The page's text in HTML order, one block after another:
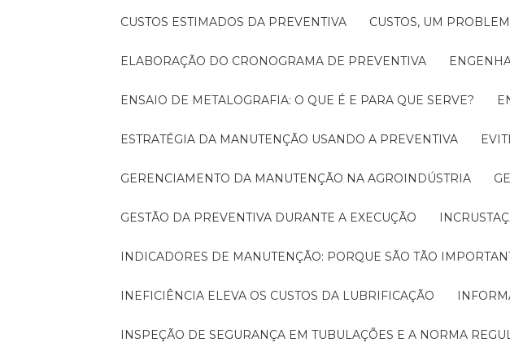
CUSTOS ESTIMADOS DA PREVENTIVA CUSTOS, UM
ELABORAÇÃO DO CRONOGRAMA DE PREVENTIVA
ENSAIO DE METALOGRAFIA: O QUE É E PARA QUE SERVE?
ESTRATÉGIA DA MANUTENÇÃO USANDO A PREVENTIVA
GERENCIAMENTO DA MANUTENÇÃO NA AGROINDÚSTRIA
GESTÃO DA PREVENTIVA DURANTE A EXECUÇÃO
INDICADORES DE MANUTENÇÃO: PORQUE SÃO TÃO
INEFICIÊNCIA ELEVA OS CUSTOS DA LUBRIFICAÇÃO
INSPEÇÃO DE SEGURANÇA EM TUBULAÇÕES E A NORMA